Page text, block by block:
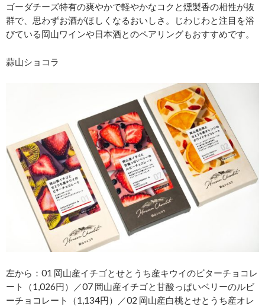
ゴーダチーズ特有の爽やかで軽やかなコクと燻製香の相性が抜
群で、思わずお酒がほしくなるおいしさ。じわじわと注目を浴
びている岡山ワインや日本酒とのペアリングもおすすめです。
蒜山ショコラ
左から：01 岡山産イチゴとせとうち産キウイのビターチョコレ
ート（1,026円）／07 岡山産イチゴと甘酸っぱいベリーのルビ
ーチョコレート（1,134円）／02 岡山産白桃とせとうち産オレ